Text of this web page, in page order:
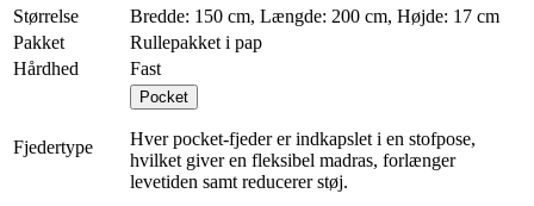
Størrelse
Bredde: 150 cm, Længde: 200 cm, Højde: 17 cm
Pakket
Rullepakket i pap
Hårdhed
Fast
Fjedertype
Pocket
Hver pocket-fjeder er indkapslet i en stofpose,
hvilket giver en fleksibel madras, forlænger
levetiden samt reducerer støj.